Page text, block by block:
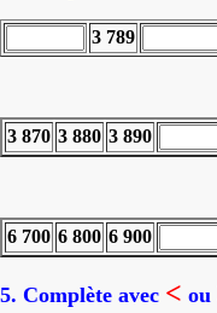
3 789
3 870 3 880 3 890
6 700 6 800 6 900
5. Complète avec < ou